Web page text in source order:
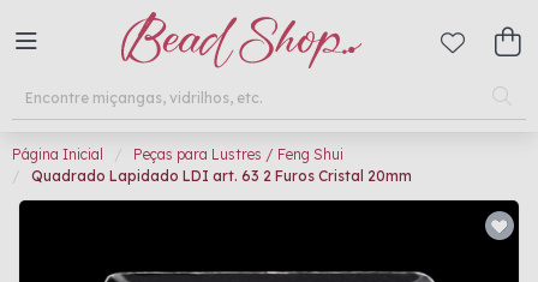
Página Inicial
Peças para Lustres / Feng Shui
Quadrado Lapidado LDI art. 63 2 Furos Cristal 20mm